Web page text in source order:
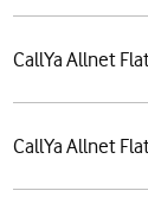
CallYa Allnet
CallYa Allnet